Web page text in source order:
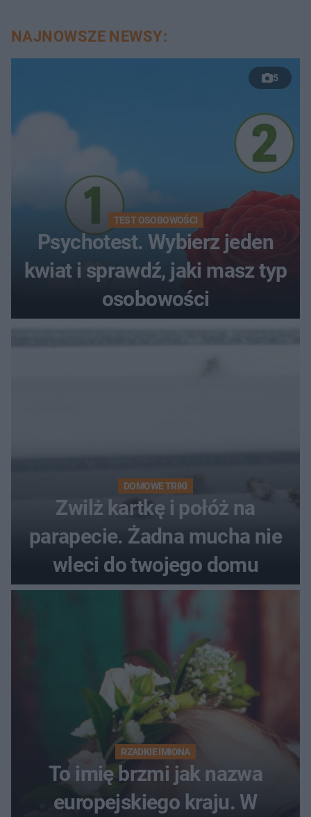
NAJNOWSZE NEWSY:
5
TEST OSOBOWOŚCI
Psychotest. Wybierz jeden
kwiat i sprawdź, jaki masz typ
osobowości
DOMOWE TRIKI
Zwilż kartkę i połóż na
parapecie. Żadna mucha nie
wleci do twojego domu
RZADKIE IMIONA
To imię brzmi jak nazwa
europejskiego kraju. W